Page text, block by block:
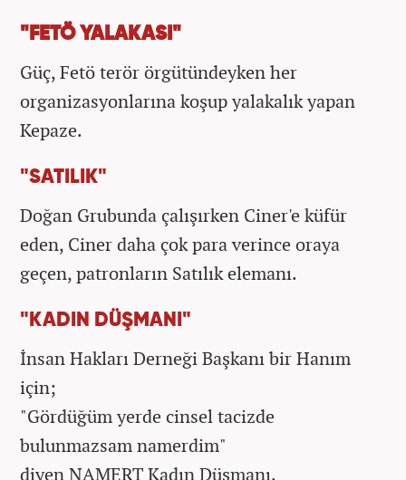
"FETÖ YALAKASI"
Güç, Fetö terör örgütündeyken her
organizasyonlarına koşup yalakalık yapan
Kepaze.
"SATILIK"
Doğan Grubunda çalışırken Ciner'e küfür
eden, Ciner daha çok para verince oraya
geçen, patronların Satılık elemanı.
"KADIN DÜŞMANI"
İnsan Hakları Derneği Başkanı bir Hanım
için;
"Gördüğüm yerde cinsel tacizde
bulunmazsam namerdim"
diyen NAMERT Kadın Düşmanı.